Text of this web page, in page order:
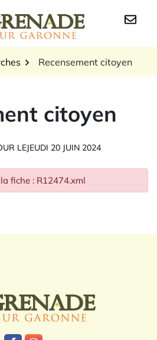
Logo Grenade sur
Recensement citoyen
citoyen
LEJEUDI 20 JUIN 2024
fiche : R12474.xml